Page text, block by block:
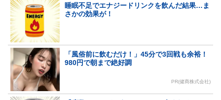
睡眠不足でエナジードリンクを飲んだ結果…ま
さかの効果が！
「風俗前に飲むだけ！」45分で3回戦も余裕！
980円で朝まで絶好調
PR(健商株式会社)